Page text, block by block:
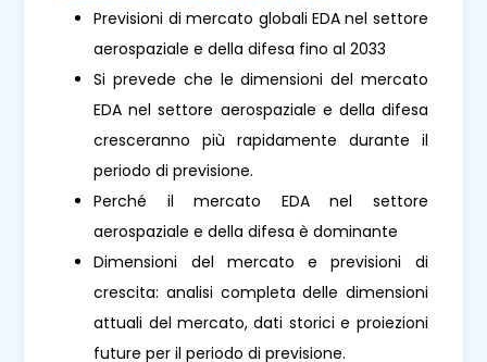
Previsioni di mercato globali EDA nel settore
aerospaziale e della difesa fino al 2033
Si prevede che le dimensioni del mercato
EDA nel settore aerospaziale e della difesa
cresceranno più rapidamente durante il
periodo di previsione.
Perché il mercato EDA nel settore
aerospaziale e della difesa è dominante
Dimensioni del mercato e previsioni di
crescita: analisi completa delle dimensioni
attuali del mercato, dati storici e proiezioni
future per il periodo di previsione.